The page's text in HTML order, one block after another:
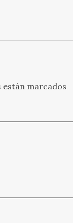
marcados